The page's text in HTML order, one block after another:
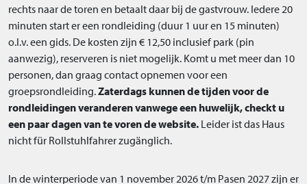
rechts naar de toren en betaalt daar bij de gastvrouw. Iedere 20
minuten start er een rondleiding (duur 1 uur en 15 minuten)
o.l.v. een gids. De kosten zijn € 12,50 inclusief park (pin
aanwezig), reserveren is niet mogelijk. Komt u met meer dan 10
personen, dan graag contact opnemen voor een
groepsrondleiding.Zaterdags kunnen de tijden voor de
rondleidingen veranderen vanwege een huwelijk, checkt u
een paar dagen van te voren de website. Leider ist das Haus
nicht für Rollstuhlfahrer zugänglich.
In de winterperiode van 1 november 2026 t/m Pasen 2027 zijn er